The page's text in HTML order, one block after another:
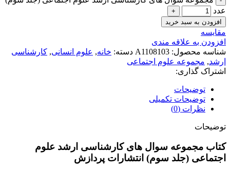
عدد
افزودن به سبد خرید
مقايسه
افزودن به علاقه مندی
شناسه محصول: A1108103 دسته: خانه, علوم انسانی, کارشناسی
ارشد, مجموعه علوم اجتماعی
اشتراک گذاری:
توضیحات
توضیحات تکمیلی
نظرات (0)
توضیحات
کتاب مجموعه سوال های کارشناسی ارشد علوم
اجتماعی (جلد سوم) انتشارات پردازش